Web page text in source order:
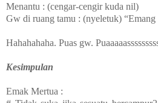
Menantu : (cengar-cengir kuda nil)
Gw di ruang tamu : (nyeletuk) “Emang
Hahahahaha. Puas gw.
Kesimpulan
Emak Mertua :